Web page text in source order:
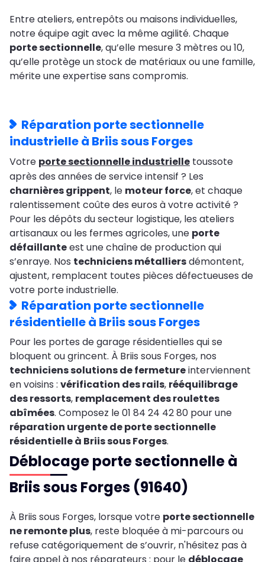
Entre ateliers, entrepôts ou maisons individuelles,
notre équipe agit avec la même agilité. Chaque
porte sectionnelle, qu’elle mesure 3 mètres ou 10,
qu’elle protège un stock de matériaux ou une famille,
mérite une expertise sans compromis.
Réparation porte sectionnelle
industrielle à Briis sous Forges
Votre porte sectionnelle industrielle toussote
après des années de service intensif ? Les
charnières grippent, le moteur force, et chaque
ralentissement coûte des euros à votre activité ?
Pour les dépôts du secteur logistique, les ateliers
artisanaux ou les fermes agricoles, une porte
défaillanteest une chaîne de production qui
s’enraye. Nos techniciens métalliersdémontent,
ajustent, remplacent toutes pièces défectueuses de
votre porte industrielle.
Réparation porte sectionnelle
résidentielle à Briis sous Forges
Pour les portes de garage résidentielles qui se
bloquent ou grincent. À Briis sous Forges, nos
techniciens solutions de fermetureinterviennent
en voisins : vérification des rails, rééquilibrage
des ressorts, remplacement des roulettes
abîmées. Composez le 01 84 24 42 80 pour une
réparation urgente de porte sectionnelle
résidentielle à Briis sous Forges.
Déblocage porte sectionnelle à
Briis sous Forges (91640)
À Briis sous Forges, lorsque votre porte sectionnelle
ne remonte plus, reste bloquée à mi-parcours ou
refuse catégoriquement de s’ouvrir, n'hésitez pas à
faire appel à nos réparateurs : pour le déblocage